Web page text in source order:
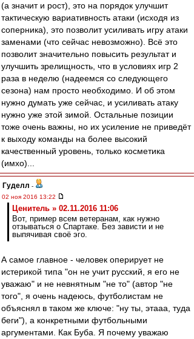
(а значит и рост), это на порядок улучшит
тактическую вариативность атаки (исходя из
соперника), это позволит усиливать игру атаки
заменами (что сейчас невозможно). Всё это
позволит значительно повысить результат и
улучшить зрелищность, что в условиях игр 2
раза в неделю (надеемся со следующего
сезона) нам просто необходимо. И об этом
нужно думать уже сейчас, и усиливать атаку
нужно уже этой зимой. Остальные позиции
тоже очень важны, но их усиление не приведёт
к выходу команды на более высокий
качественный уровень, только косметика
(имхо)...
Гуделл -
02 ноя 2016 13:22
Ценитель » 02.11.2016 11:06
Вот, пример всем ветеранам, как нужно
отзываться о Спартаке. Без зависти и не
выпячивая своё эго.
А самое главное - человек оперирует не
истерикой типа "он не учит русский, я его не
уважаю" и не невнятным "не то" (автор "не
того", я очень надеюсь, футболистам не
объяснял в таком же ключе: "ну ты, этааа, туда
беги"), а конкретными футбольными
аргументами. Как Буба. Я почему уважаю